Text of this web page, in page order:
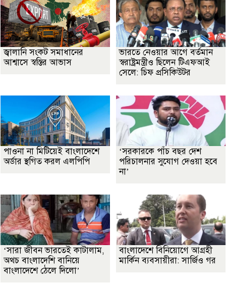
জ্বালানি সংকট সমাধানের
আশ্বাসে স্বস্তির আভাস
ভারতে নেওয়ার আগে বর্তমান
স্বরাষ্ট্রমন্ত্রীও ছিলেন টিএফআই
সেলে: চিফ প্রসিকিউটর
পাওনা না মিটিয়েই বাংলাদেশে
অর্ডার স্থগিত করল এলপিপি
‘সরকারকে পাঁচ বছর দেশ
পরিচালনার সুযোগ দেওয়া হবে
না’
‘সারা জীবন ভারতেই কাটালাম,
অথচ বাংলাদেশি বানিয়ে
বাংলাদেশে ঠেলে দিলো’
বাংলাদেশে বিনিয়োগে আগ্রহী
মার্কিন ব্যবসায়ীরা: সার্জিও গর